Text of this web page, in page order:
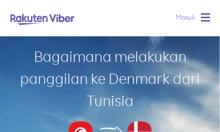
Masuk
Bagaimana melakukan
panggilan ke Denmark dari
Tunisia